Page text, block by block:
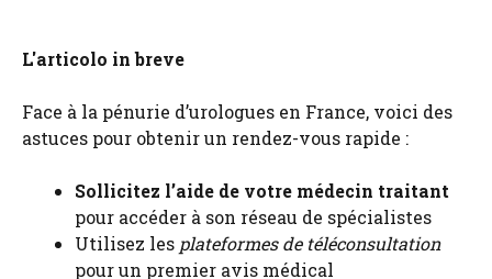
L'articolo in breve
Face à la pénurie d’urologues en France, voici des
astuces pour obtenir un rendez-vous rapide :
Sollicitez l’aide de votre médecin traitant
pour accéder à son réseau de spécialistes
Utilisez les plateformes de téléconsultation
pour un premier avis médical